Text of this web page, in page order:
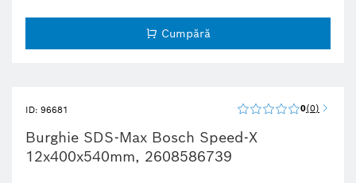
Cumpără
ID: 96681 0 0
Burghie SDS-Max Bosch Speed-X
12x400x540mm, 2608586739